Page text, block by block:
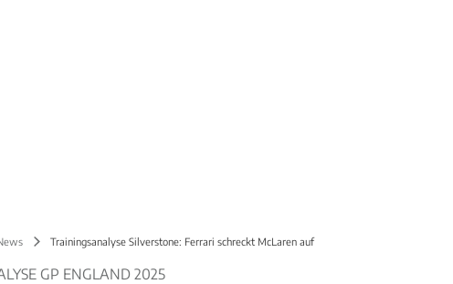
Trainingsanalyse Silverstone: Ferrari schreckt McLaren auf
GP ENGLAND 2025